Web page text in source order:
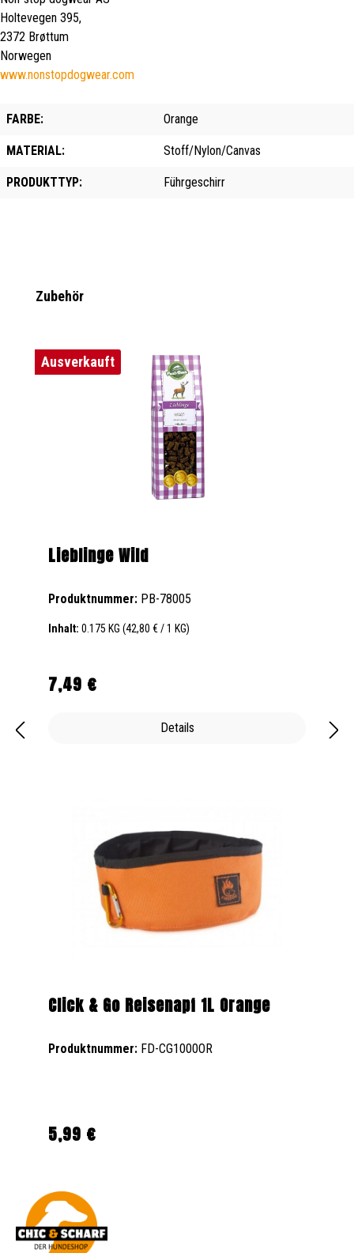
Holtevegen 395,
2372 Brøttum
Norwegen
www.nonstopdogwear.com
FARBE: Orange
MATERIAL: Stoff/Nylon/Canvas
PRODUKTTYP: Führgeschirr
Produktgalerie überspringen
Zubehör
Ausverkauft
Lieblinge Wild
Produktnummer: PB-78005
Inhalt: 0.175 KG (42,80 € / 1 KG)
Regulärer Preis:
7,49 €
Details
Click & Go Reisenapf 1L Orange
Produktnummer: FD-CG1000OR
Regulärer Preis:
5,99 €